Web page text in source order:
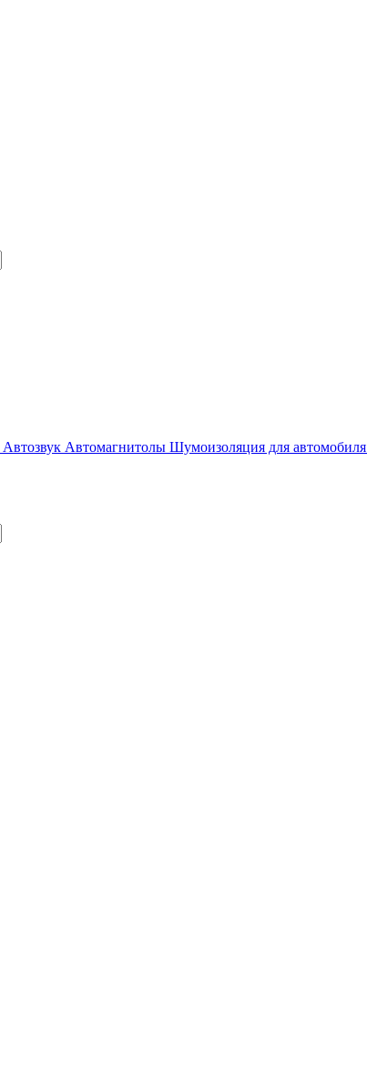
Автозвук Автомагнитолы Шумоизоляция для автомобиля